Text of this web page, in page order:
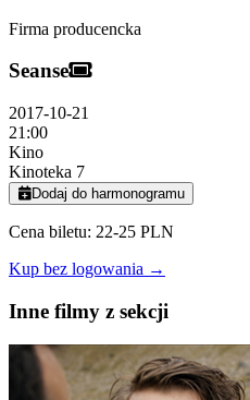
Firma producencka
Seanse
2017-10-21
21:00
Kino
Kinoteka 7
Dodaj do harmonogramu
Cena biletu: 22-25 PLN
Kup bez logowania →
Inne filmy z sekcji